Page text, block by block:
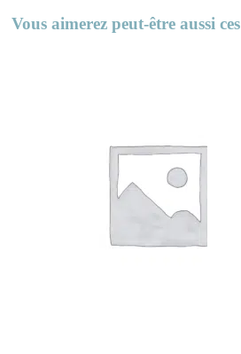
Vous aimerez peut-être aussi ces